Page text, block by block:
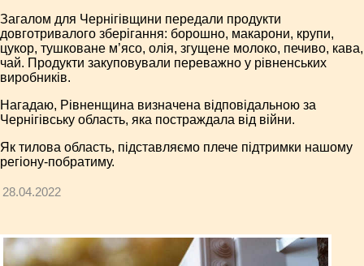
Загалом для Чернігівщини передали продукти
довготривалого зберігання: борошно, макарони, крупи,
цукор, тушковане м’ясо, олія, згущене молоко, печиво, кава,
чай. Продукти закуповували переважно у рівненських
виробників.
Нагадаю, Рівненщина визначена відповідальною за
Чернігівську область, яка постраждала від війни.
Як тилова область, підставляємо плече підтримки нашому
регіону-побратиму.
28.04.2022